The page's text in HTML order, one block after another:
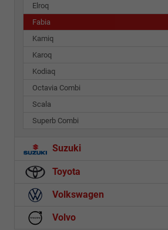
Elroq
Fabia
Kamiq
Karoq
Kodiaq
Octavia Combi
Scala
Superb Combi
Suzuki
Toyota
Volkswagen
Volvo